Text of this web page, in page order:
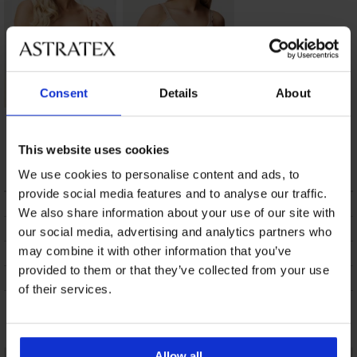
Consent Details About
This website uses cookies
We use cookies to personalise content and ads, to
provide social media features and to analyse our traffic.
We also share information about your use of our site with
our social media, advertising and analytics partners who
may combine it with other information that you’ve
provided to them or that they’ve collected from your use
of their services.
Beha Anette
36,99 €
Bh Spacer Soft
beugel
BESCHRIJVING
VERZENDING EN BETALING
RUILEN
ONDERHOUD EN WASSEN
Misschien vindt u dit ook leuk